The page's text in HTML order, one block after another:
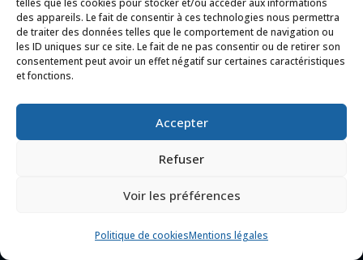
telles que les cookies pour stocker et/ou accéder aux informations
des appareils. Le fait de consentir à ces technologies nous permettra
de traiter des données telles que le comportement de navigation ou
les ID uniques sur ce site. Le fait de ne pas consentir ou de retirer son
consentement peut avoir un effet négatif sur certaines caractéristiques
et fonctions.
Accepter
Refuser
Voir les préférences
Politique de cookiesMentions légales